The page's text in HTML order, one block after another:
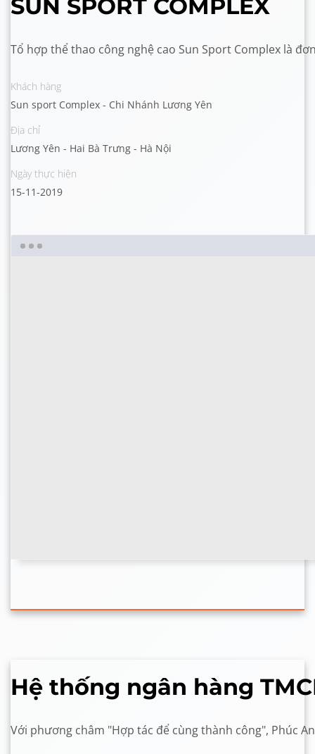
SUN SPORT COMPLEX
Tổ hợp thể thao công nghệ cao Sun Sport Complex là
Khách hàng
Sun sport Complex - Chi Nhánh Lương Yên
Địa chỉ
Lương Yên - Hai Bà Trưng - Hà Nội
Ngày thực hiện
15-11-2019
Hệ thống ngân hàng
Với phương châm "Hợp tác để cùng thành công", Phúc